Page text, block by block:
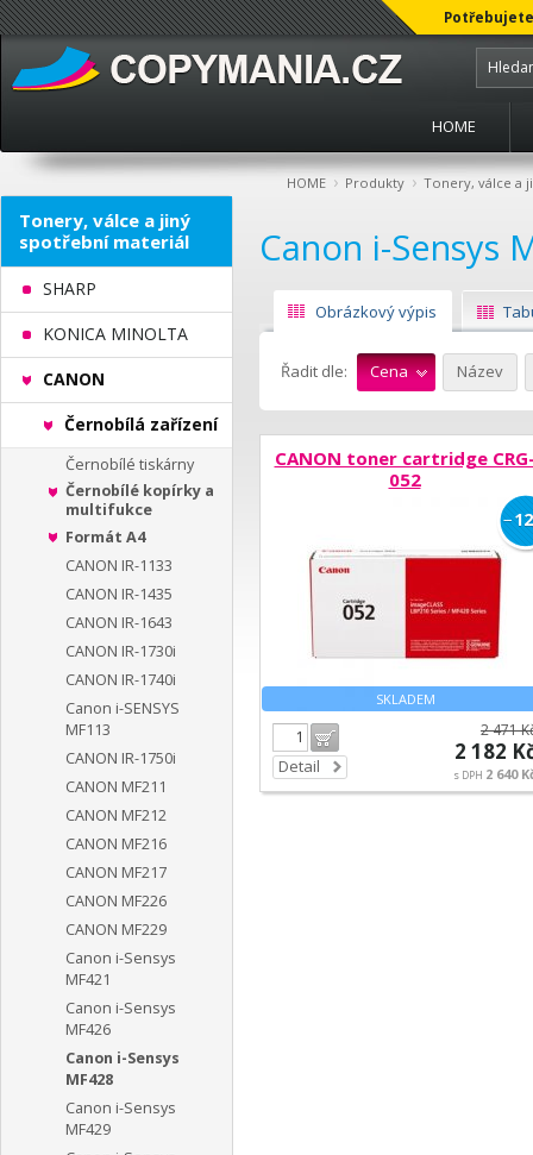
HOME
HOME › Produkty › Tonery, válce a
Canon i-Sensys
Obrázkový výpis
Řadit dle: Cena Název
CANON toner cartridge
052
SKLADEM
−12
Detail
2 471
2 182
s DPH 2 640
Tonery, válce a jiný
spotřební materiál
SHARP
KONICA MINOLTA
CANON
Černobílá zařízení
Černobílé tiskárny
Černobílé kopírky a
multifukce
Formát A4
CANON IR-1133
CANON IR-1435
CANON IR-1643
CANON IR-1730i
CANON IR-1740i
Canon i-SENSYS
MF113
CANON IR-1750i
CANON MF211
CANON MF212
CANON MF216
CANON MF217
CANON MF226
CANON MF229
Canon i-Sensys
MF421
Canon i-Sensys
MF426
Canon i-Sensys
MF428
Canon i-Sensys
MF429